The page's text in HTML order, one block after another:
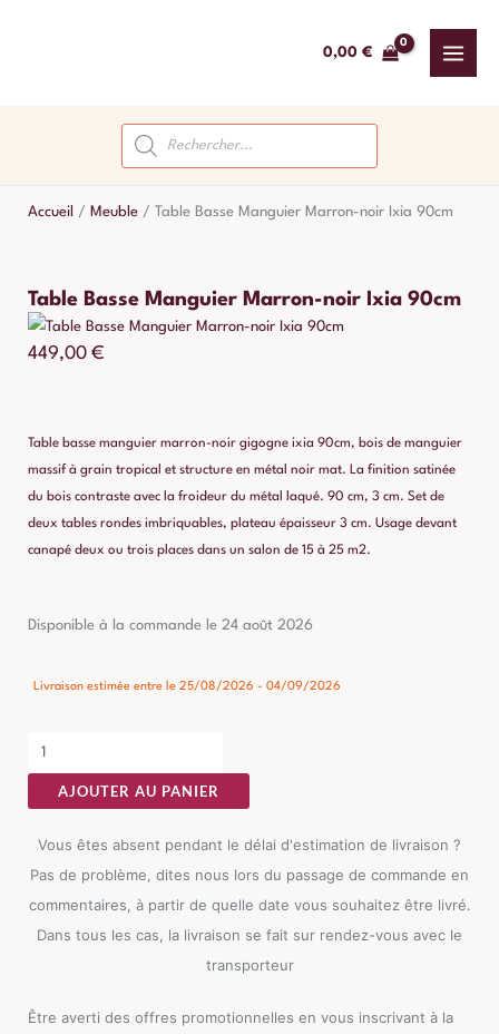
0,00 €
Recherche
de
produits
Accueil / Meuble / Table Basse Manguier Marron-noir Ixia 90cm
Table Basse Manguier Marron-noir Ixia 90cm
449,00 €
Table basse manguier marron-noir gigogne ixia 90cm, bois de manguier
massif à grain tropical et structure en métal noir mat. La finition satinée
du bois contraste avec la froideur du métal laqué. 90 cm, 3 cm. Set de
deux tables rondes imbriquables, plateau épaisseur 3 cm. Usage devant
canapé deux ou trois places dans un salon de 15 à 25 m2.
Disponible à la commande le 24 août 2026
Livraison estimée entre le 25/08/2026 - 04/09/2026
quantité
Table
Manguier
Marron-
noir
AJOUTER AU PANIER
Vous êtes absent pendant le délai d'estimation de livraison ?
Pas de problème, dites nous lors du passage de commande en
commentaires, à partir de quelle date vous souhaitez être livré.
Dans tous les cas, la livraison se fait sur rendez-vous avec le
transporteur
Être averti des offres promotionnelles en vous inscrivant à la